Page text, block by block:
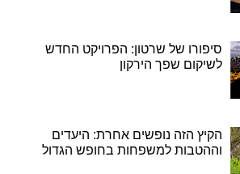
סיפורו של שרטון: הפרויקט החדש
לשיקום שפך הירקון
הקיץ הזה נופשים אחרת: היעדים
וההטבות למשפחות בחופש הגדול